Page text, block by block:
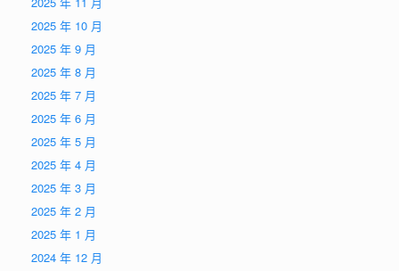
2025 年 10 月
2025 年 9 月
2025 年 8 月
2025 年 7 月
2025 年 6 月
2025 年 5 月
2025 年 4 月
2025 年 3 月
2025 年 2 月
2025 年 1 月
2024 年 12 月